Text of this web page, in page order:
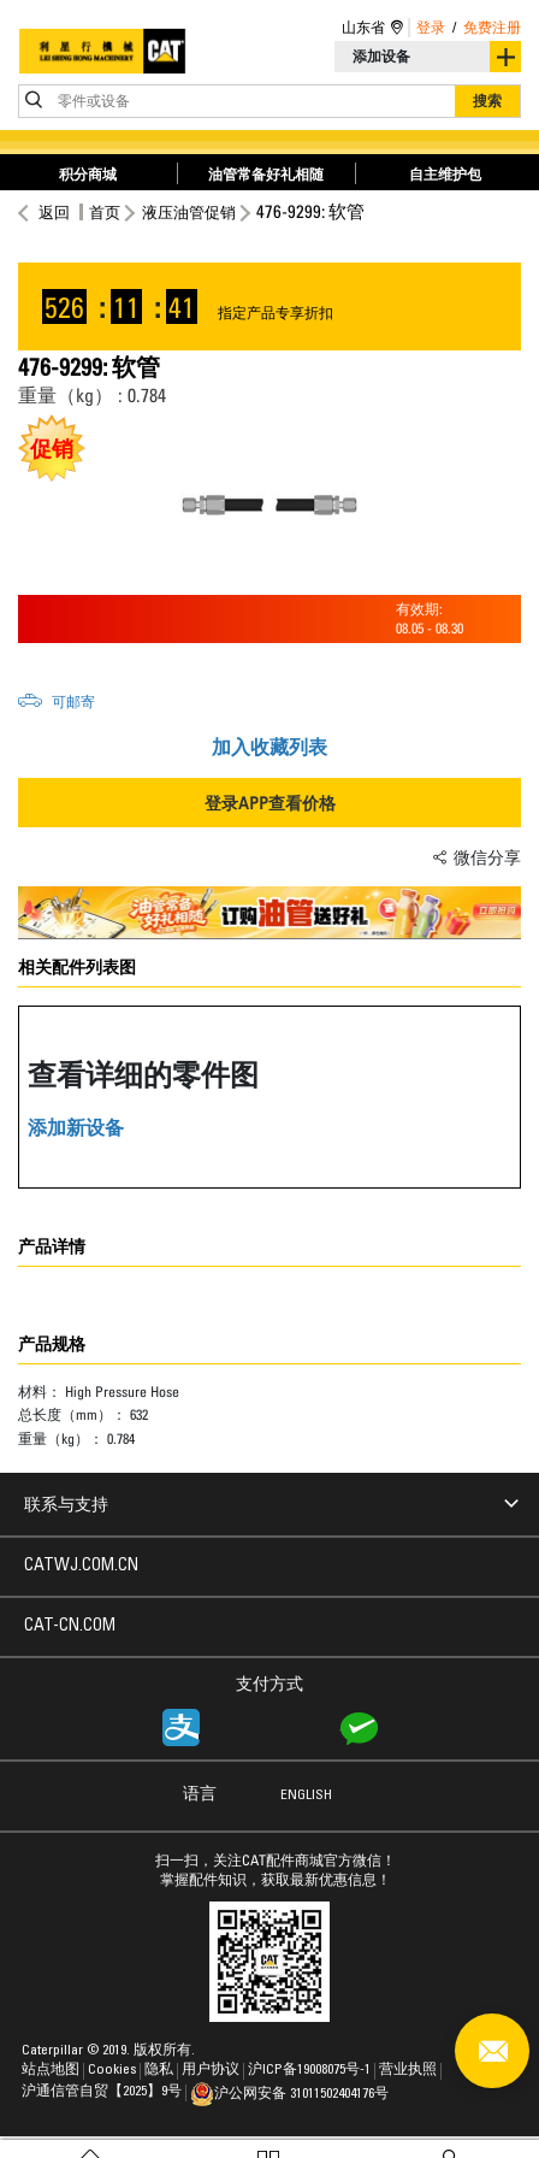
添加设备
零件或设备 搜索
山东省 登录 / 免费注册
积分商城 油管常备好礼相随 自主维护包
返回 首页 液压油管促销 476-9299: 软管
526 : 11 : 41 指定产品专享折扣
476-9299: 软管
重量（kg） : 0.784
促销
有效期:
08.05 - 08.30
可邮寄
加入收藏列表
登录APP查看价格
微信分享
相关配件列表图
查看详细的零件图
添加新设备
产品详情
产品规格
材料： High Pressure Hose
总长度（mm）： 632
重量（kg）： 0.784
联系与支持
支付方式
CATWJ.COM.CN
CAT-CN.COM
语言 ENGLISH
扫一扫，关注CAT配件商城官方微信！
掌握配件知识，获取最新优惠信息！
站点地图 Cookies 隐私 用户协议
Caterpillar © 2019. 版权所有.
沪ICP备19008075号-1
营业执照
沪通信管自贸【2025】9号
沪公网安备 31011502404176号